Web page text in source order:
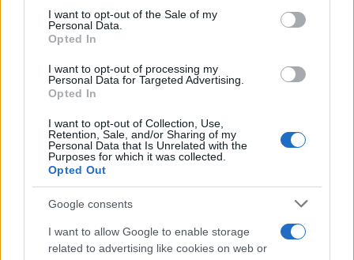
consent section.
I want to opt-out of the Sale of my
Personal Data.
Opted In
I want to opt-out of processing my
Personal Data for Targeted Advertising.
Opted In
I want to opt-out of Collection, Use,
Retention, Sale, and/or Sharing of my
Personal Data that Is Unrelated with the
Purposes for which it was collected.
Opted Out
Google consents
I want to allow Google to enable storage
related to advertising like cookies on web or
Αν τα χάσατε
στην Πάρο: Τα τρία σημεία
αστυνομικοί για τον πνιγμό
στην πισίνα
άνεμοι, με ριπές που
φτάνουν τα 80 χλμ/
«Red Code» σε 6
για κίνδυνο